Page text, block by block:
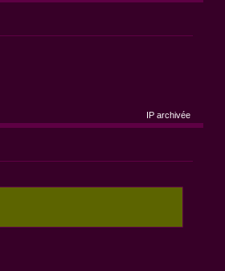
IP archivée